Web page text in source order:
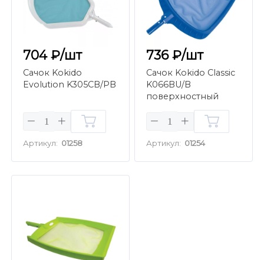
704 ₽/шт
Сачок Kokido
Evolution K305CB/PB
Артикул: 01258
736 ₽/шт
Сачок Kokido Classic
K066BU/B
поверхностный
Артикул: 01254